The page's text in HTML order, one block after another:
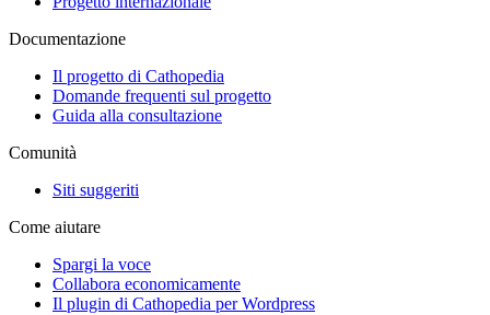
Documentazione
Il progetto di Cathopedia
Domande frequenti sul progetto
Guida alla consultazione
Comunità
Siti suggeriti
Come aiutare
Spargi la voce
Collabora economicamente
Il plugin di Cathopedia per Wordpress